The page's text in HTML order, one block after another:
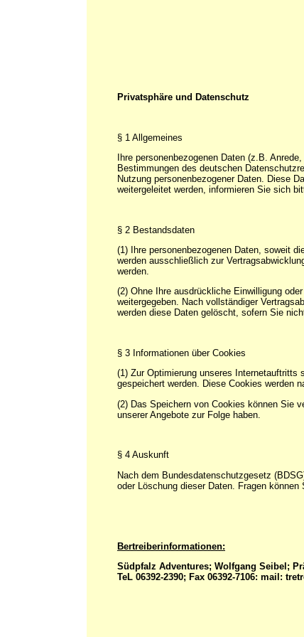
Privatsphäre und Datenschutz
§ 1 Allgemeines
Ihre personenbezogenen Daten (z.B.
Bestimmungen des deutschen
Nutzung personenbezogener Daten. Diese
weitergeleitet werden, informieren Sie sich
§ 2 Bestandsdaten
(1) Ihre personenbezogenen Daten, soweit
werden ausschließlich zur
werden.
(2) Ohne Ihre ausdrückliche Einwilligung
weitergegeben. Nach vollständiger
werden diese Daten gelöscht, sofern Sie
§ 3 Informationen über Cookies
(1) Zur Optimierung unseres Internetauftritts
gespeichert werden. Diese Cookies werden
(2) Das Speichern von Cookies können Sie
unserer Angebote zur Folge haben.
§ 4 Auskunft
Nach dem Bundesdatenschutzgesetz
oder Löschung dieser Daten. Fragen
Bertreiberinformationen:
Südpfalz Adventures; Wolfgang Seibel;
TeL 06392-2390; Fax 06392-7106: mail: